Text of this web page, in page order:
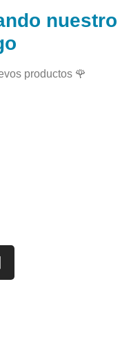
nuestro
productos 🌹